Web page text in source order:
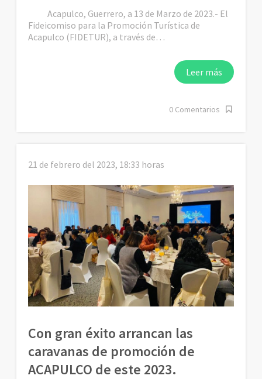
Acapulco, Guerrero, a 13 de Marzo de 2023.- El
Fideicomiso para la Promoción Turística de
Acapulco (FIDETUR), a través de…
Leer más
0 Comentarios
21 de febrero del 2023, 18:33 horas
Con gran éxito arrancan las
caravanas de promoción de
ACAPULCO de este 2023.